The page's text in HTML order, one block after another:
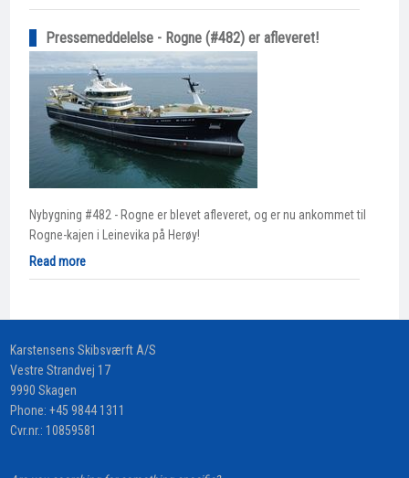
Pressemeddelelse - Rogne (#482) er afleveret!
Nybygning #482 - Rogne er blevet afleveret, og er nu ankommet til
Rogne-kajen i Leinevika på Herøy!
Read more
​Karstensens Skibsværft A/S
Vestre Strandvej 17
9990 Skagen
Phone: +45 9844 1311
Cvr.nr.: 10859581